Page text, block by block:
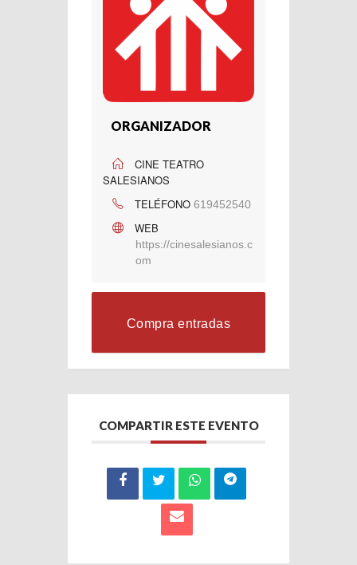
ORGANIZADOR
CINE TEATRO
SALESIANOS
TELÉFONO 619452540
WEB
https://cinesalesianos.c
om
Compra entradas
COMPARTIR ESTE EVENTO